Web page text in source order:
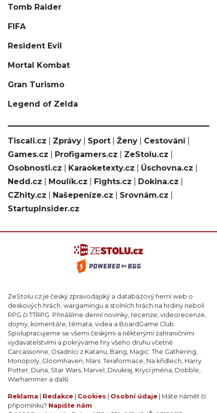
Tomb Raider
FIFA
Resident Evil
Mortal Kombat
Gran Turismo
Legend of Zelda
Tiscali.cz Zprávy Sport Ženy Cestování|
Games.cz
Profigamers.cz ZeStolu.cz
Osobnosti.cz
Karaoketexty.cz Úschovna.cz
Nedd.cz
Moulík.cz Fights.cz Dokina.cz
CZhity.cz
Našepeníze.cz Srovnám.cz
StartupInsider.cz
ZeStolu.cz je český zpravodajský a databázový herní web o
deskových hrách, wargamingu a stolních hrách na hrdiny neboli
RPG či TTRPG. Přinášíme denní novinky, recenze, videorecenze,
dojmy, komentáře, témata, videa a BoardGame Club.
Spolupracujeme se všemi českými a některými zahraničními
vydavatelstvími a pokrýváme hry všeho druhu včetně
Carcassonne, Osadníci z Katanu, Bang, Magic: The Gathering,
Monopoly, Gloomhaven, Mars: Teraformace, Na křídlech, Harry
Potter, Duna, Star Wars, Marvel, Divukraj, Krycí jména, Dobble,
Warhammer a další.
Reklama Redakce Cookies Osobní údaje | Máte námět či
připomínku? Napište nám